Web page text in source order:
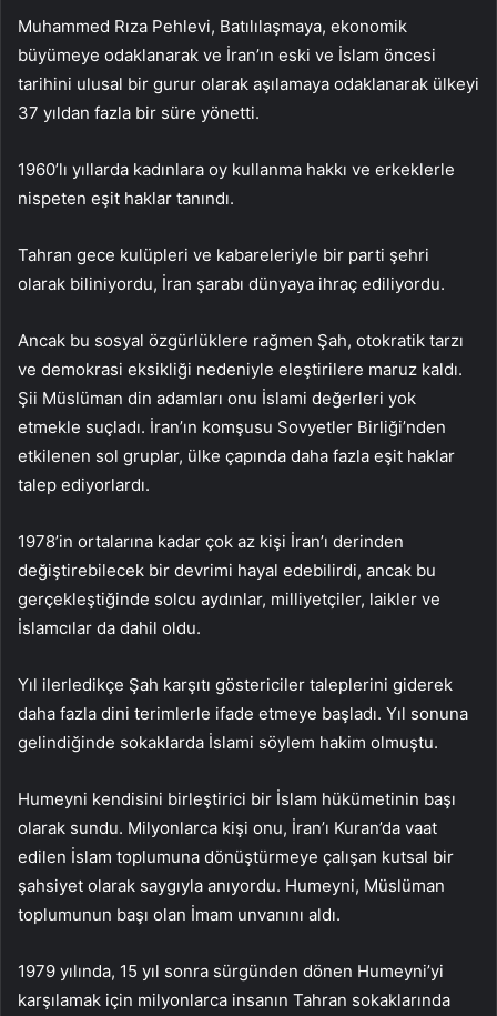
Muhammed Rıza Pehlevi, Batılılaşmaya, ekonomik
büyümeye odaklanarak ve İran’ın eski ve İslam öncesi
tarihini ulusal bir gurur olarak aşılamaya odaklanarak ülkeyi
37 yıldan fazla bir süre yönetti.
1960’lı yıllarda kadınlara oy kullanma hakkı ve erkeklerle
nispeten eşit haklar tanındı.
Tahran gece kulüpleri ve kabareleriyle bir parti şehri
olarak biliniyordu, İran şarabı dünyaya ihraç ediliyordu.
Ancak bu sosyal özgürlüklere rağmen Şah, otokratik tarzı
ve demokrasi eksikliği nedeniyle eleştirilere maruz kaldı.
Şii Müslüman din adamları onu İslami değerleri yok
etmekle suçladı. İran’ın komşusu Sovyetler Birliği’nden
etkilenen sol gruplar, ülke çapında daha fazla eşit haklar
talep ediyorlardı.
1978’in ortalarına kadar çok az kişi İran’ı derinden
değiştirebilecek bir devrimi hayal edebilirdi, ancak bu
gerçekleştiğinde solcu aydınlar, milliyetçiler, laikler ve
İslamcılar da dahil oldu.
Yıl ilerledikçe Şah karşıtı göstericiler taleplerini giderek
daha fazla dini terimlerle ifade etmeye başladı. Yıl sonuna
gelindiğinde sokaklarda İslami söylem hakim olmuştu.
Humeyni kendisini birleştirici bir İslam hükümetinin başı
olarak sundu. Milyonlarca kişi onu, İran’ı Kuran’da vaat
edilen İslam toplumuna dönüştürmeye çalışan kutsal bir
şahsiyet olarak saygıyla anıyordu. Humeyni, Müslüman
toplumunun başı olan İmam unvanını aldı.
1979 yılında, 15 yıl sonra sürgünden dönen Humeyni’yi
karşılamak için milyonlarca insanın Tahran sokaklarında